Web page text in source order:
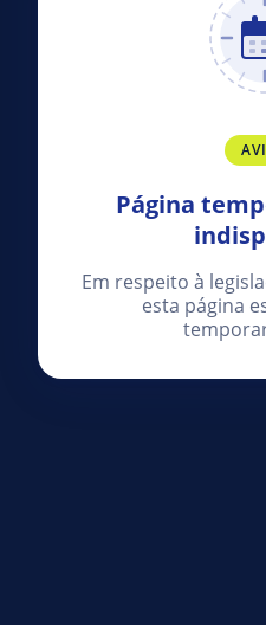
Página
Em respeito à
esta página